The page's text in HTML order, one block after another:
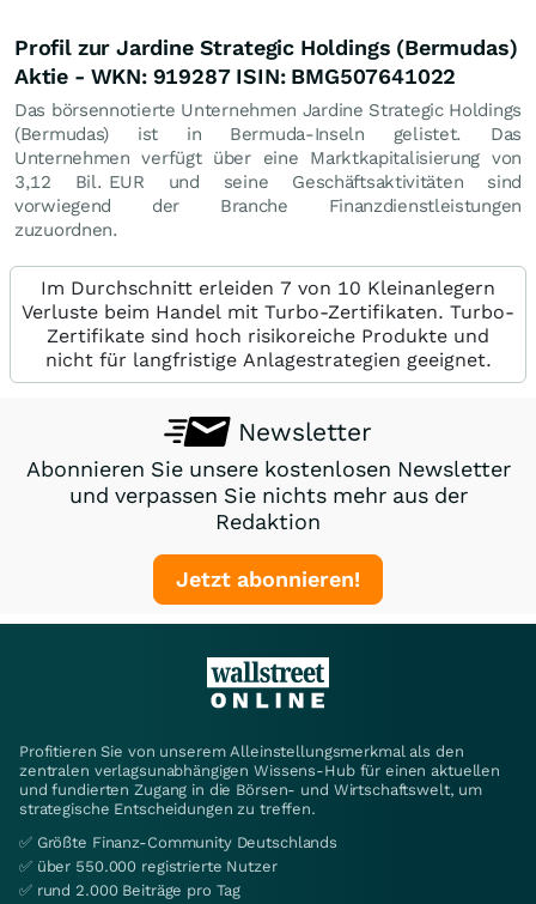
Profil zur Jardine Strategic Holdings (Bermudas)
Aktie - WKN: 919287 ISIN: BMG507641022
Das börsennotierte Unternehmen Jardine Strategic Holdings
(Bermudas) ist in Bermuda-Inseln gelistet. Das
Unternehmen verfügt über eine Marktkapitalisierung von
3,12 Bil. EUR und seine Geschäftsaktivitäten sind
vorwiegend der Branche Finanzdienstleistungen
zuzuordnen.
Im Durchschnitt erleiden 7 von 10 Kleinanlegern
Verluste beim Handel mit Turbo-Zertifikaten. Turbo-
Zertifikate sind hoch risikoreiche Produkte und
nicht für langfristige Anlagestrategien geeignet.
Newsletter
Abonnieren Sie unsere kostenlosen Newsletter
und verpassen Sie nichts mehr aus der
Redaktion
Jetzt abonnieren!
Profitieren Sie von unserem Alleinstellungsmerkmal als den
zentralen verlagsunabhängigen Wissens-Hub für einen aktuellen
und fundierten Zugang in die Börsen- und Wirtschaftswelt, um
strategische Entscheidungen zu treffen.
✅ Größte Finanz-Community Deutschlands
✅ über 550.000 registrierte Nutzer
✅ rund 2.000 Beiträge pro Tag